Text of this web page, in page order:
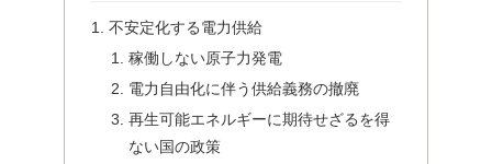
不安定化する電力供給
稼働しない原子力発電
電力自由化に伴う供給義務の撤廃
再生可能エネルギーに期待せざるを得
ない国の政策